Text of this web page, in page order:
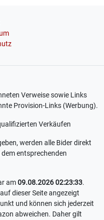
Verweise sowie Links
Provision-Links (Werbung).
Verkäufen
werden alle Bider direkt
entsprechenden
am09.08.2026 02:23:33.
dieser Seite angezeigt
und können sich jederzeit
abweichen. Daher gilt